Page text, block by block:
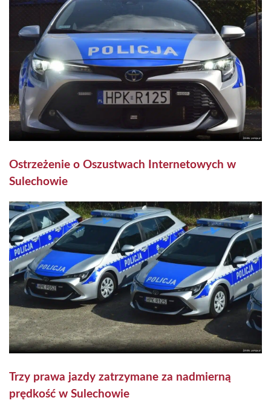
Ostrzeżenie o Oszustwach Internetowych w
Sulechowie
Trzy prawa jazdy zatrzymane za nadmierną
prędkość w Sulechowie